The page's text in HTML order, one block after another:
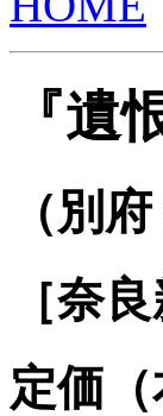
『遺
（
［奈
定価